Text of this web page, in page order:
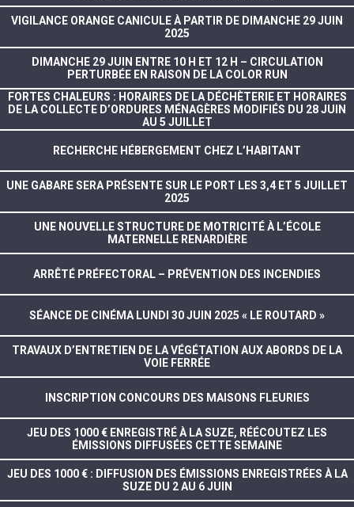
VIGILANCE ORANGE CANICULE À PARTIR DE DIMANCHE 29 JUIN
2025
DIMANCHE 29 JUIN ENTRE 10 H ET 12 H – CIRCULATION
PERTURBÉE EN RAISON DE LA COLOR RUN
FORTES CHALEURS : HORAIRES DE LA DÉCHÈTERIE ET HORAIRES
DE LA COLLECTE D’ORDURES MÉNAGÈRES MODIFIÉS DU 28 JUIN
AU 5 JUILLET
RECHERCHE HÉBERGEMENT CHEZ L’HABITANT
UNE GABARE SERA PRÉSENTE SUR LE PORT LES 3,4 ET 5 JUILLET
2025
UNE NOUVELLE STRUCTURE DE MOTRICITÉ À L’ÉCOLE
MATERNELLE RENARDIÈRE
ARRÊTÉ PRÉFECTORAL – PRÉVENTION DES INCENDIES
SÉANCE DE CINÉMA LUNDI 30 JUIN 2025 « LE ROUTARD »
TRAVAUX D’ENTRETIEN DE LA VÉGÉTATION AUX ABORDS DE LA
VOIE FERRÉE
INSCRIPTION CONCOURS DES MAISONS FLEURIES
JEU DES 1000 € ENREGISTRÉ À LA SUZE, RÉÉCOUTEZ LES
ÉMISSIONS DIFFUSÉES CETTE SEMAINE
JEU DES 1000 € : DIFFUSION DES ÉMISSIONS ENREGISTRÉES À LA
SUZE DU 2 AU 6 JUIN